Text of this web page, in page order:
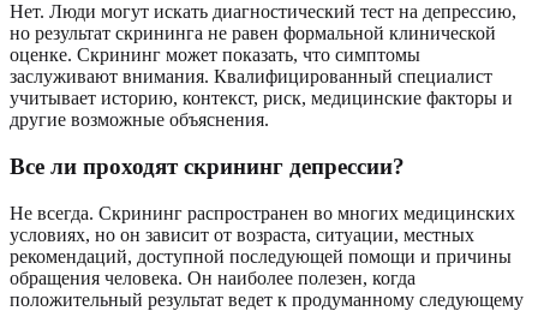
Нет. Люди могут искать диагностический тест на депрессию,
но результат скрининга не равен формальной клинической
оценке. Скрининг может показать, что симптомы
заслуживают внимания. Квалифицированный специалист
учитывает историю, контекст, риск, медицинские факторы и
другие возможные объяснения.
Все ли проходят скрининг депрессии?
Не всегда. Скрининг распространен во многих медицинских
условиях, но он зависит от возраста, ситуации, местных
рекомендаций, доступной последующей помощи и причины
обращения человека. Он наиболее полезен, когда
положительный результат ведет к продуманному следующему